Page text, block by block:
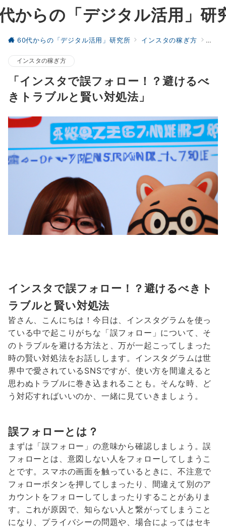
からの「デジタル活用」研
60代からの「デジタル活用」研究所 インスタの稼ぎ方 「イ
インスタの稼ぎ方
「インスタで誤フォロー！？避けるべ
きトラブルと賢い対処法」
インスタで誤フォロー！？避けるべきト
ラブルと賢い対処法
皆さん、こんにちは！今日は、インスタグラムを使っ
ている中で起こりがちな「誤フォロー」について、そ
のトラブルを避ける方法と、万が一起こってしまった
時の賢い対処法をお話しします。インスタグラムは世
界中で愛されているSNSですが、使い方を間違えると
思わぬトラブルに巻き込まれることも。そんな時、ど
う対応すればいいのか、一緒に見ていきましょう。
誤フォローとは？
まずは「誤フォロー」の意味から確認しましょう。誤
フォローとは、意図しない人をフォローしてしまうこ
とです。スマホの画面を触っているときに、不注意で
フォローボタンを押してしまったり、間違えて別のア
カウントをフォローしてしまったりすることがありま
す。これが原因で、知らない人と繋がってしまうこと
になり、プライバシーの問題や、場合によってはセキ